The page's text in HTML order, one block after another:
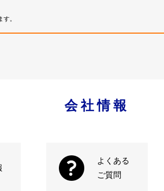
。
会社情報
よくある
ご質問